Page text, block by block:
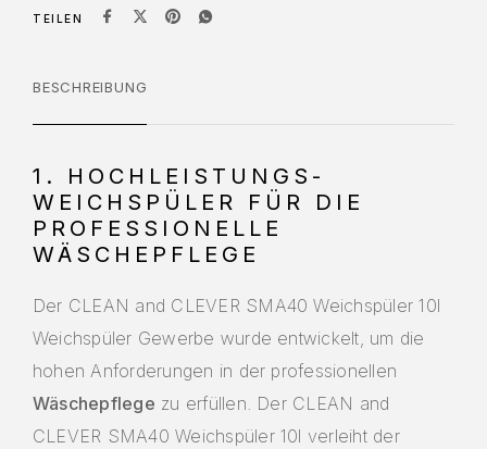
TEILEN
BESCHREIBUNG
1. HOCHLEISTUNGS-
WEICHSPÜLER FÜR DIE
PROFESSIONELLE
WÄSCHEPFLEGE
Der CLEAN and CLEVER SMA40 Weichspüler 10l
Weichspüler Gewerbe wurde entwickelt, um die
hohen Anforderungen in der professionellen
Wäschepflege zu erfüllen. Der CLEAN and
CLEVER SMA40 Weichspüler 10l verleiht der